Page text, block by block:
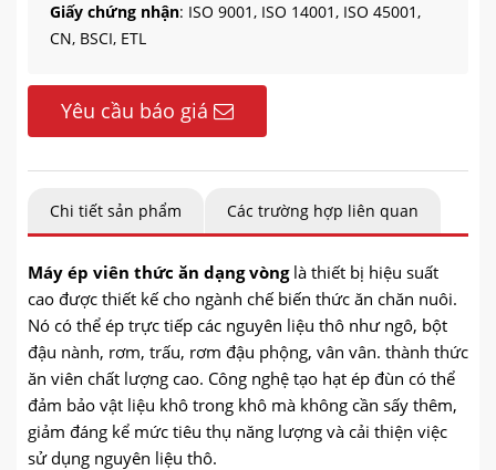
Giấy chứng nhận: ISO 9001, ISO 14001, ISO 45001,
CN, BSCI, ETL
Yêu cầu báo giá
Chi tiết sản phẩm Các trường hợp liên quan
Máy ép viên thức ăn dạng vònglà thiết bị hiệu suất
cao được thiết kế cho ngành chế biến thức ăn chăn nuôi.
Nó có thể ép trực tiếp các nguyên liệu thô như ngô, bột
đậu nành, rơm, trấu, rơm đậu phộng, vân vân. thành thức
ăn viên chất lượng cao. Công nghệ tạo hạt ép đùn có thể
đảm bảo vật liệu khô trong khô mà không cần sấy thêm,
giảm đáng kể mức tiêu thụ năng lượng và cải thiện việc
sử dụng nguyên liệu thô.